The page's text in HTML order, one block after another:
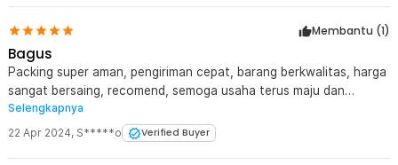
Membantu (1)
Bagus
Packing super aman, pengiriman cepat, barang berkwalitas, harga
sangat bersaing, recomend, semoga usaha terus maju dan
lancar..., mau review lewat hp agak susah,layar ngak bisa full
Selengkapnya
22 Apr 2024, S*****o Verified Buyer